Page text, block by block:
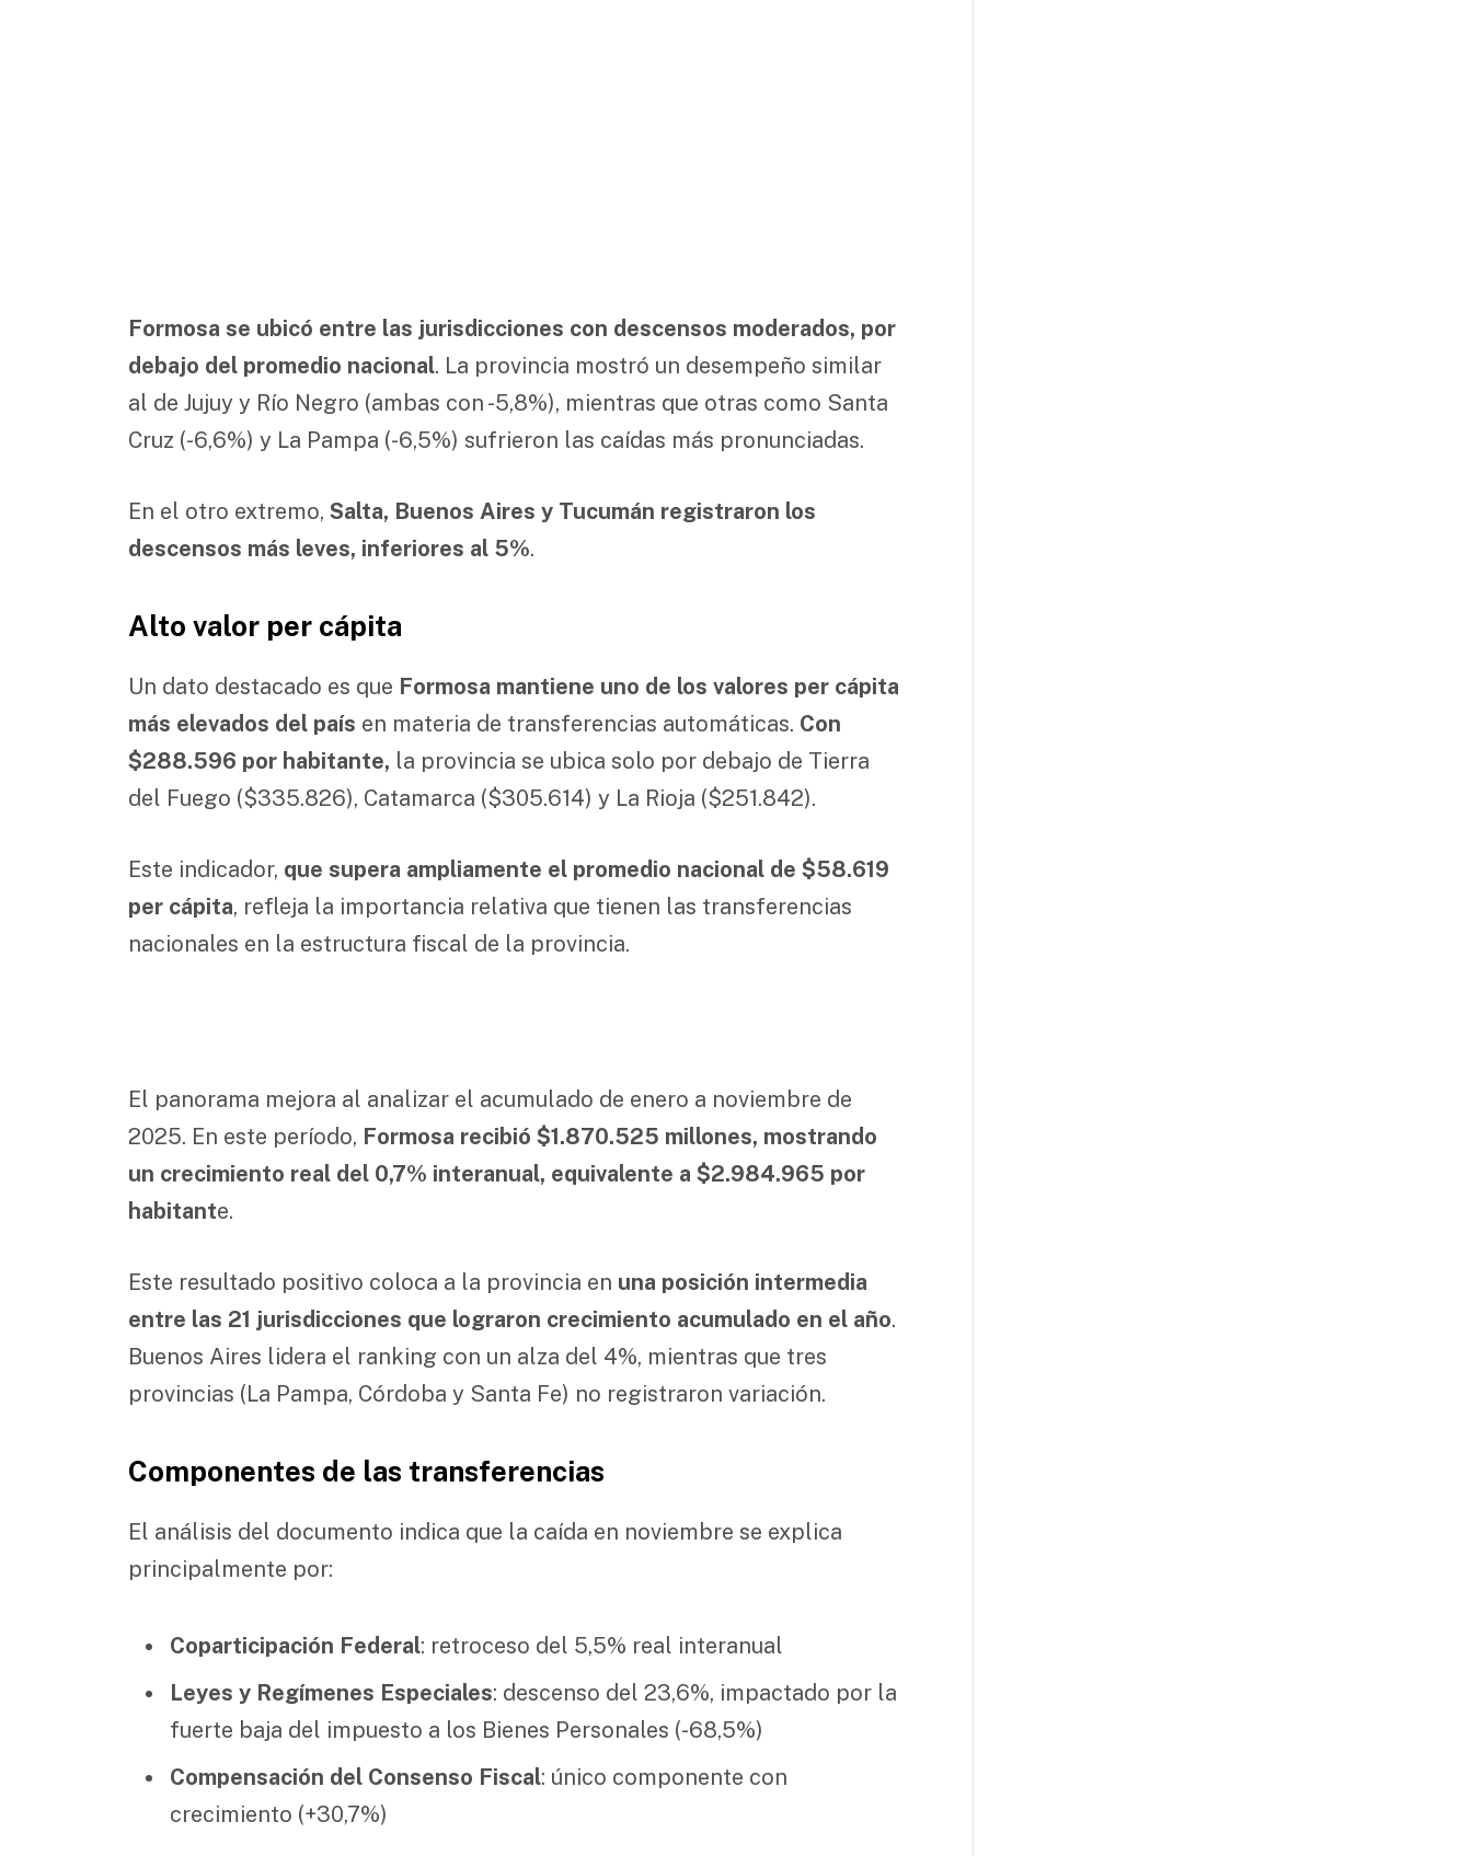
Formosa se ubicó entre las jurisdicciones con descensos moderados, por
debajo del promedio nacional. La provincia mostró un desempeño similar
al de Jujuy y Río Negro (ambas con -5,8%), mientras que otras como Santa
Cruz (-6,6%) y La Pampa (-6,5%) sufrieron las caídas más pronunciadas.
En el otro extremo,Salta, Buenos Aires y Tucumán registraron los
descensos más leves, inferiores al 5%.
Alto valor per cápita
Un dato destacado es que Formosa mantiene uno de los valores per cápita
más elevados del país en materia de transferencias automáticas. Con
$288.596 por habitante, la provincia se ubica solo por debajo de Tierra
del Fuego ($335.826), Catamarca ($305.614) y La Rioja ($251.842).
Este indicador, que supera ampliamente el promedio nacional de $58.619
per cápita, refleja la importancia relativa que tienen las transferencias
nacionales en la estructura fiscal de la provincia.
El panorama mejora al analizar el acumulado de enero a noviembre de
2025. En este período, Formosa recibió $1.870.525 millones, mostrando
un crecimiento real del 0,7% interanual, equivalente a $2.984.965 por
habitante.
Este resultado positivo coloca a la provincia en una posición intermedia
entre las 21 jurisdicciones que lograron crecimiento acumulado en el año.
Buenos Aires lidera el ranking con un alza del 4%, mientras que tres
provincias (La Pampa, Córdoba y Santa Fe) no registraron variación.
Componentes de las transferencias
El análisis del documento indica que la caída en noviembre se explica
principalmente por:
Coparticipación Federal: retroceso del 5,5% real interanual
Leyes y Regímenes Especiales: descenso del 23,6%, impactado por la
fuerte baja del impuesto a los Bienes Personales (-68,5%)
Compensación del Consenso Fiscal: único componente con
crecimiento (+30,7%)